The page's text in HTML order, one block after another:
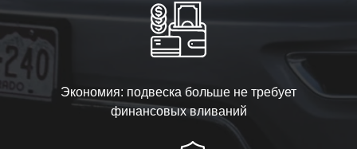
Экономия: подвеска больше не требует
финансовых вливаний